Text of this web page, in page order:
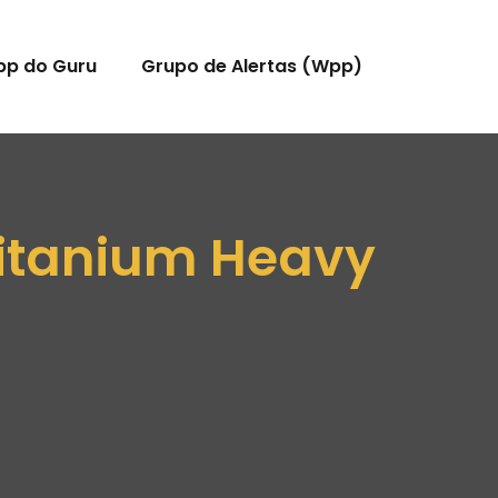
do Guru Grupo de Alertas (Wpp)
Heavy